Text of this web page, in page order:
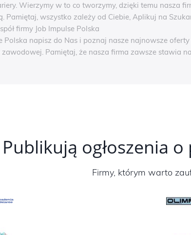
Wierzymy w to co tworzymy, dzięki temu nasza
Pamiętaj, wszystko zależy od Ciebie, Aplikuj na
firmy Job Impulse Polska
Polska napisz do Nas i poznaj nasze najnowsze
Pamiętaj, że nasza firma zawsze stawia
Publikują ogłoszenia
Firmy, którym warto